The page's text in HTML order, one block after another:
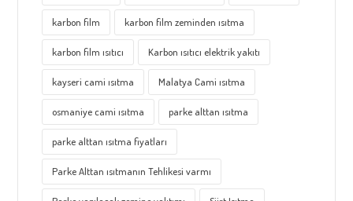
karbon film karbon film zeminden ısıtma
karbon film ısıtıcı Karbon ısıtıcı elektrik yakıtı
kayseri cami ısıtma Malatya Cami ısıtma
osmaniye cami ısıtma parke alttan ısıtma
parke alttan ısıtma fiyatları
Parke Alttan ısıtmanın Tehlikesi varmı